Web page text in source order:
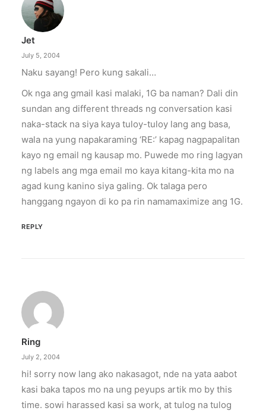
Jet
July 5, 2004
Naku sayang! Pero kung sakali…
Ok nga ang gmail kasi malaki, 1G ba naman? Dali din
sundan ang different threads ng conversation kasi
naka-stack na siya kaya tuloy-tuloy lang ang basa,
wala na yung napakaraming ‘RE:’ kapag nagpapalitan
kayo ng email ng kausap mo. Puwede mo ring lagyan
ng labels ang mga email mo kaya kitang-kita mo na
agad kung kanino siya galing. Ok talaga pero
hanggang ngayon di ko pa rin namamaximize ang 1G.
REPLY
Ring
July 2, 2004
hi! sorry now lang ako nakasagot, nde na yata aabot
kasi baka tapos mo na ung peyups artik mo by this
time. sowi harassed kasi sa work, at tulog na tulog